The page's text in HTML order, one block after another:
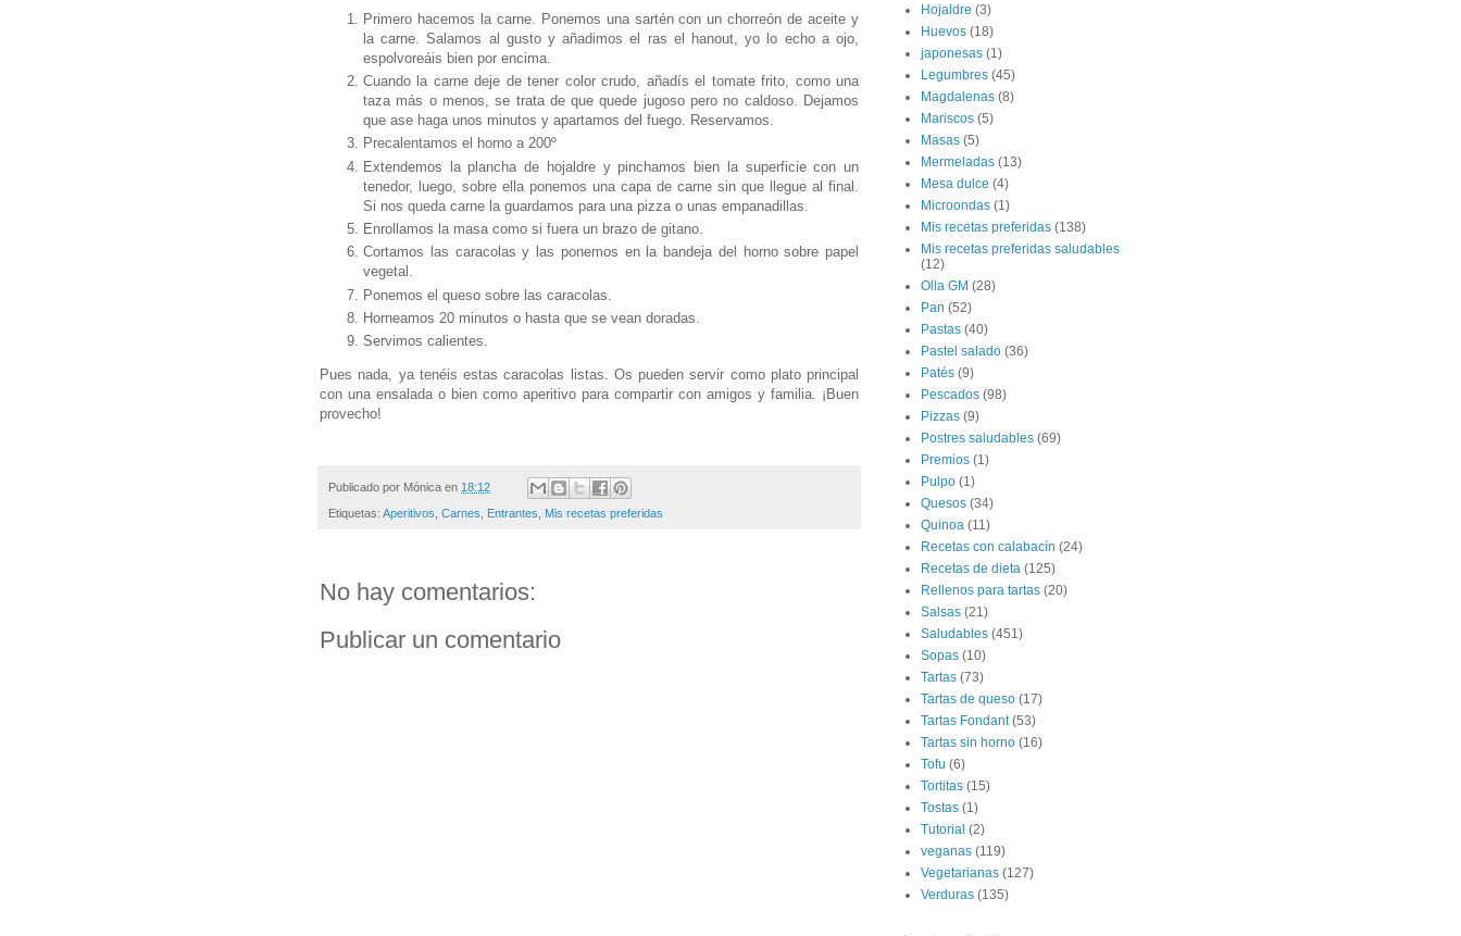
Primero hacemos la carne. Ponemos una sartén con un chorreón de aceite y
la carne. Salamos al gusto y añadimos el ras el hanout, yo lo echo a ojo,
espolvoreáis bien por encima.
Cuando la carne deje de tener color crudo, añadís el tomate frito, como una
taza más o menos, se trata de que quede jugoso pero no caldoso. Dejamos
que ase haga unos minutos y apartamos del fuego. Reservamos.
Precalentamos el horno a 200º
Extendemos la plancha de hojaldre y pinchamos bien la superficie con un
tenedor, luego, sobre ella ponemos una capa de carne sin que llegue al final.
Si nos queda carne la guardamos para una pizza o unas empanadillas.
Enrollamos la masa como si fuera un brazo de gitano.
Cortamos las caracolas y las ponemos en la bandeja del horno sobre papel
vegetal.
Ponemos el queso sobre las caracolas.
Horneamos 20 minutos o hasta que se vean doradas.
Servimos calientes.
Pues nada, ya tenéis estas caracolas listas. Os pueden servir como plato principal
con una ensalada o bien como aperitivo para compartir con amigos y familia. ¡Buen
provecho!
Publicado por Mónica en 18:12
Etiquetas: Aperitivos Carnes Entrantes Mis recetas preferidas
No hay comentarios:
Publicar un comentario
Hojaldre (3)
Huevos (18)
japonesas (1)
Legumbres (45)
Magdalenas (8)
Mariscos (5)
Masas (5)
Mermeladas (13)
Mesa dulce (4)
Microondas (1)
Mis recetas preferidas (138)
Mis recetas preferidas saludables
(12)
Olla GM (28)
Pan (52)
Pastas (40)
Pastel salado (36)
Patés (9)
Pescados (98)
Pizzas (9)
Postres saludables (69)
Premios (1)
Pulpo (1)
Quesos (34)
Quinoa (11)
Recetas con calabacín (24)
Recetas de dieta (125)
Rellenos para tartas (20)
Salsas (21)
Saludables (451)
Sopas (10)
Tartas (73)
Tartas de queso (17)
Tartas Fondant (53)
Tartas sin horno (16)
Tofu (6)
Tortitas (15)
Tostas (1)
Tutorial (2)
veganas (119)
Vegetarianas (127)
Verduras (135)